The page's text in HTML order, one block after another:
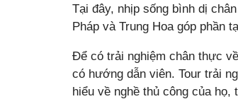
Tại đây, nhịp sống bình dị
Pháp và Trung Hoa góp phần
Để có trải nghiệm chân thực
có hướng dẫn viên. Tour trải
hiểu về nghề thủ công của